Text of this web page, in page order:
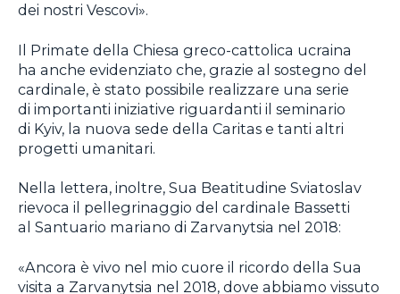
dei nostri Vescovi».
Il Primate della Chiesa greco-cattolica ucraina
ha anche evidenziato che, grazie al sostegno del
cardinale, è stato possibile realizzare una serie
di importanti iniziative riguardanti il seminario
di Kyiv, la nuova sede della Caritas e tanti altri
progetti umanitari.
Nella lettera, inoltre, Sua Beatitudine Sviatoslav
rievoca il pellegrinaggio del cardinale Bassetti
al Santuario mariano di Zarvanytsia nel 2018:
«Ancora è vivo nel mio cuore il ricordo della Sua
visita a Zarvanytsia nel 2018, dove abbiamo vissuto